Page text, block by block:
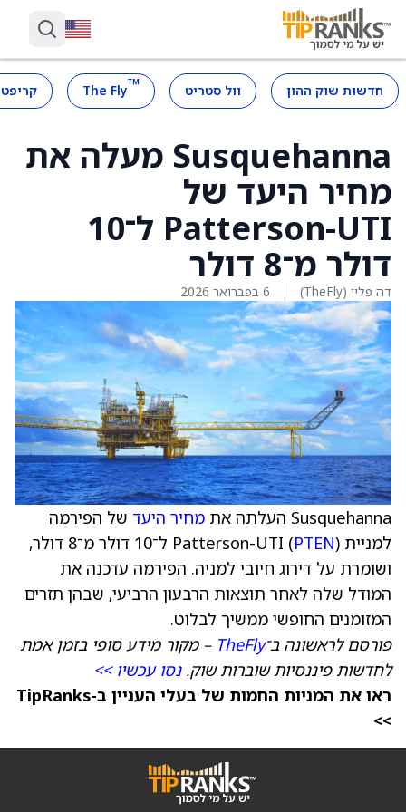
חדשות שוק ההון וול סטריט ™
The Fly
Susquehanna מעלה את
מחיר היעד של
Patterson-UTI ל־10
דולר מ־8 דולר
דה פליי (TheFly) 6 בפברואר 2026
Susquehanna העלתה את מחיר היעד של הפירמה
למניית Patterson-UTI ( PTEN
) ל־10 דולר מ־8 דולר,
ושומרת על דירוג חיובי למניה. הפירמה עדכנה את
המודל שלה לאחר תוצאות הרבעון הרביעי, שבהן תזרים
המזומנים החופשי ממשיך לבלוט.
פורסם לראשונה ב־TheFly – מקור מידע סופי בזמן אמת
לחדשות פיננסיות שוברות שוק.נסו עכשיו >>
ראו את המניות החמות של בעלי העניין ב-TipRanks
>>